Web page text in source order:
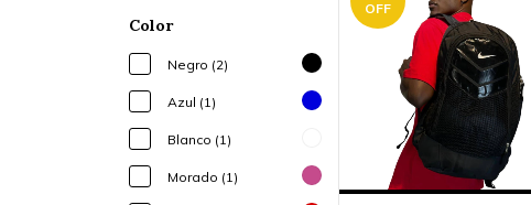
Color
Negro (2)
Azul (1)
Blanco (1)
Morado (1)
OFF